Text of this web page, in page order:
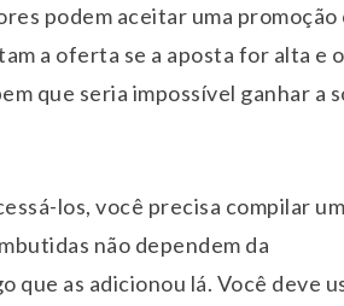
podem aceitar uma promoção
a oferta se a aposta for alta e o
que seria impossível ganhar a
los, você precisa compilar
não dependem da
que as adicionou lá. Você deve